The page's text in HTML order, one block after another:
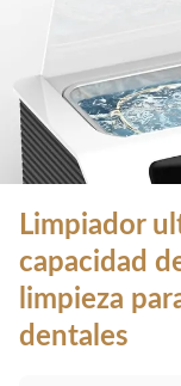
Limpiador
capacidad
limpieza
dentales